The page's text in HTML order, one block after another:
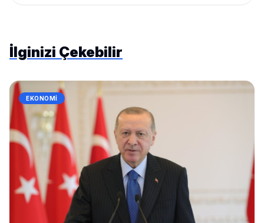
İlginizi Çekebilir
EKONOMI